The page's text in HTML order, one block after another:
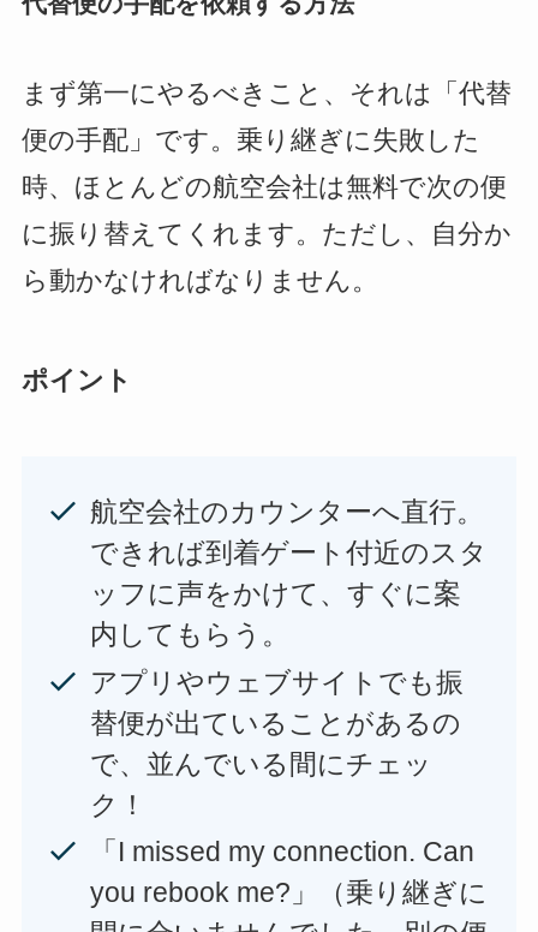
まず第一にやるべきこと、それは「代替
便の手配」です。乗り継ぎに失敗した
時、ほとんどの航空会社は無料で次の便
に振り替えてくれます。ただし、自分か
ら動かなければなりません。
ポイント
航空会社のカウンターへ直行。
できれば到着ゲート付近のスタ
ッフに声をかけて、すぐに案
内してもらう。
アプリやウェブサイトでも振
替便が出ていることがあるの
で、並んでいる間にチェッ
ク！
「I missed my connection. Can
you rebook me?」（乗り継ぎに